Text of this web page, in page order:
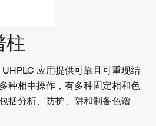
柱
应用提供可靠且可重现结
种相中操作，有多种固定相和色
括分析、防护、阱和制备色谱